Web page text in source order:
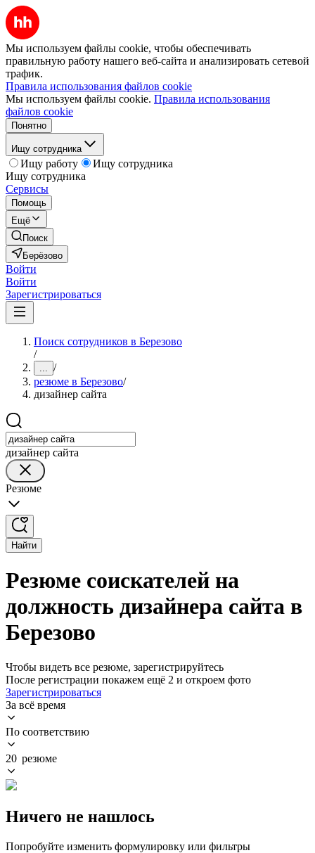
Мы используем файлы cookie, чтобы обеспечивать
правильную работу нашего веб-сайта и анализировать сетевой
трафик.
Правила использования файлов cookie
Мы используем файлы cookie. Правила использования
файлов cookie
Понятно
Ищу сотрудника
Ищу работу
Ищу сотрудника
Ищу сотрудника
Сервисы
Помощь
Ещё
Поиск
Берёзово
Войти
Войти
Зарегистрироваться
Поиск сотрудников в Березово
/
... /
резюме в Березово/
дизайнер сайта
дизайнер сайта
Резюме
Найти
Резюме соискателей на
должность дизайнера сайта в
Березово
Чтобы видеть все резюме, зарегистрируйтесь
После регистрации покажем ещё 2 и откроем фото
Зарегистрироваться
За всё время
По соответствию
20 резюме
Ничего не нашлось
Попробуйте изменить формулировку или фильтры